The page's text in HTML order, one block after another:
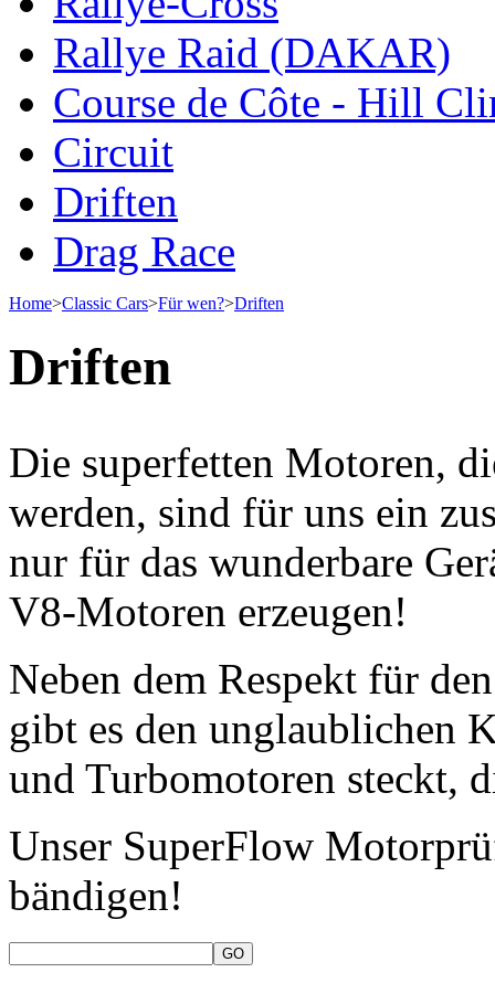
Rallye Raid (DAKAR)
Course de Côte - Hill
Circuit
Driften
Drag Race
Home>Classic Cars>Für wen?>Driften
Driften
Die superfetten Motoren,
werden, sind für uns ein
nur für das wunderbare
V8-Motoren erzeugen!
Neben dem Respekt für
gibt es den unglaublichen
und Turbomotoren steckt,
Unser SuperFlow
bändigen!